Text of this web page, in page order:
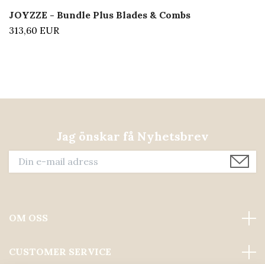
JOYZZE - Bundle Plus Blades & Combs
313,60 EUR
Jag önskar få Nyhetsbrev
OM OSS
CUSTOMER SERVICE